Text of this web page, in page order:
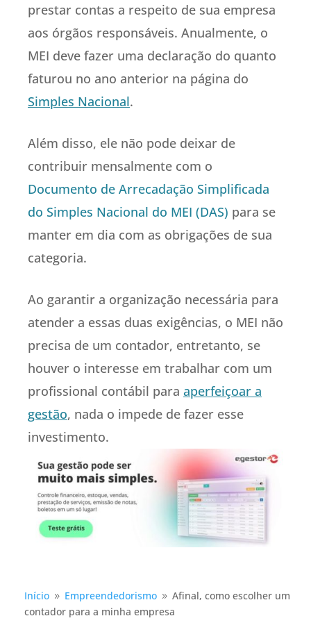
prestar contas a respeito de sua empresa
aos órgãos responsáveis. Anualmente, o
MEI deve fazer uma declaração do quanto
faturou no ano anterior na página do
Simples Nacional.
Além disso, ele não pode deixar de
contribuir mensalmente com o
Documento de Arrecadação Simplificada
do Simples Nacional do MEI (DAS) para se
manter em dia com as obrigações de sua
categoria.
Ao garantir a organização necessária para
atender a essas duas exigências, o MEI não
precisa de um contador, entretanto, se
houver o interesse em trabalhar com um
profissional contábil para aperfeiçoar a
gestão, nada o impede de fazer esse
investimento.
Início 9 Empreendedorismo 9 Afinal, como escolher um
contador para a minha empresa